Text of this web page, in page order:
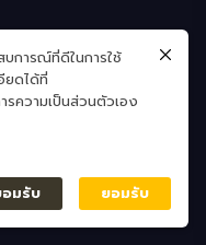
บการณ์ที่ดีในการใช้
ยดได้ที่
รความเป็นส่วนตัวเอง
อมรับ ยอมรับ